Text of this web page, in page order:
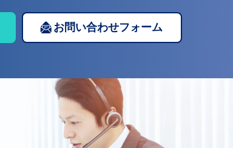
お問い合わせフォーム